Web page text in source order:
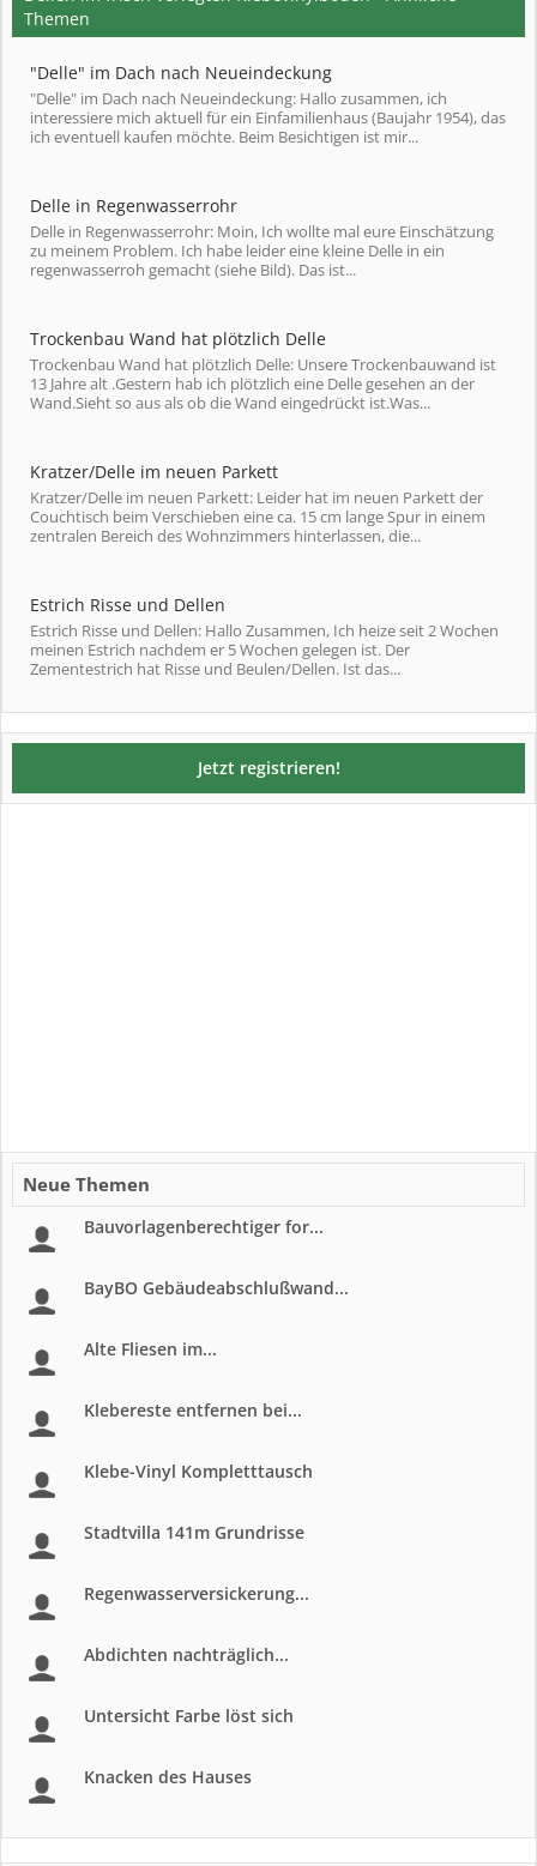
Themen
"Delle" im Dach nach Neueindeckung
"Delle" im Dach nach Neueindeckung: Hallo zusammen, ich
interessiere mich aktuell für ein Einfamilienhaus (Baujahr 1954), das
ich eventuell kaufen möchte. Beim Besichtigen ist mir...
Delle in Regenwasserrohr
Delle in Regenwasserrohr: Moin, Ich wollte mal eure Einschätzung
zu meinem Problem. Ich habe leider eine kleine Delle in ein
regenwasserroh gemacht (siehe Bild). Das ist...
Trockenbau Wand hat plötzlich Delle
Trockenbau Wand hat plötzlich Delle: Unsere Trockenbauwand ist
13 Jahre alt .Gestern hab ich plötzlich eine Delle gesehen an der
Wand.Sieht so aus als ob die Wand eingedrückt ist.Was...
Kratzer/Delle im neuen Parkett
Kratzer/Delle im neuen Parkett: Leider hat im neuen Parkett der
Couchtisch beim Verschieben eine ca. 15 cm lange Spur in einem
zentralen Bereich des Wohnzimmers hinterlassen, die...
Estrich Risse und Dellen
Estrich Risse und Dellen: Hallo Zusammen, Ich heize seit 2 Wochen
meinen Estrich nachdem er 5 Wochen gelegen ist. Der
Zementestrich hat Risse und Beulen/Dellen. Ist das...
Jetzt registrieren!
Neue Themen
Bauvorlagenberechtiger for...
BayBO Gebäudeabschlußwand...
Alte Fliesen im...
Klebereste entfernen bei...
Klebe-Vinyl Kompletttausch
Stadtvilla 141m Grundrisse
Regenwasserversickerung...
Abdichten nachträglich...
Untersicht Farbe löst sich
Knacken des Hauses